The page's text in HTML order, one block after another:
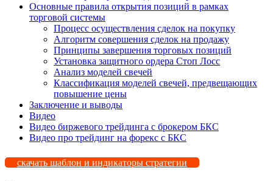
Основные правила открытия позиций в рамках
торговой системы
Процесс осуществления сделок на покупку
Алгоритм совершения сделок на продажу
Принципы завершения торговых позиций
Установка защитного ордера Стоп Лосс
Анализ моделей свечей
Классификация моделей свечей, предвещающих
повышение цены
Заключение и выводы
Видео
Видео биржевого трейдинга с брокером БКС
Видео про трейдинг на форекс с БКС
скачать шаблон и индикаторы стратегии